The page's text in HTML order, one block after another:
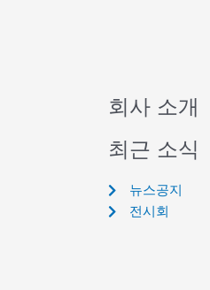
회사 소개
최근 소식
뉴스공지
전시회